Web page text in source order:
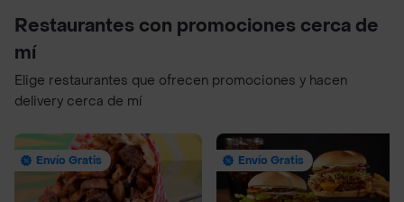
Restaurantes con promociones cerca de
mí
Elige restaurantes que ofrecen promociones y hacen
delivery cerca de mí
Envío Gratis Envío Gratis